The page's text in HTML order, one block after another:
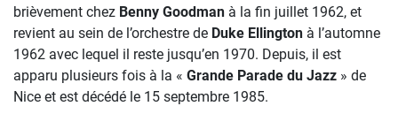
brièvement chez Benny Goodman à la fin juillet 1962, et
revient au sein de l’orchestre de Duke Ellington à l’automne
1962 avec lequel il reste jusqu’en 1970. Depuis, il est
apparu plusieurs fois à la « Grande Parade du Jazz » de
Nice et est décédé le 15 septembre 1985.